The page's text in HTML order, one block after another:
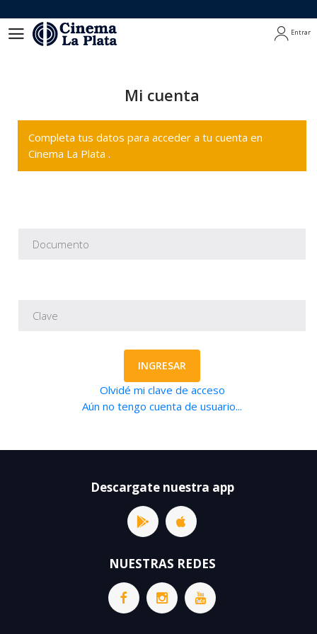
Entrar
Mi cuenta
Completa tus datos para acceder a tu cuenta en
Cinema La Plata .
INGRESAR
Olvidé mi clave de acceso
Aún no tengo cuenta de usuario...
Descargate nuestra app
NUESTRAS REDES